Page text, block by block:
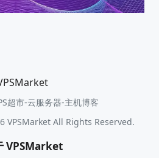
超市-云服务器-主机博客
VPSMarket All Rights Reserved.
VPSMarket